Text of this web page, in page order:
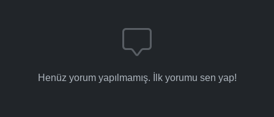
Henüz yorum yapılmamış. İlk yorumu sen yap!